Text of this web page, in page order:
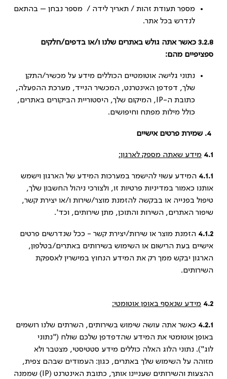
מספר תעודת זהות / תאריך לידה / מספר נבחן – בהתאם
לנדרש בכל אתר.
3.2.8 כאשר אתה גולש באתרים שלנו ו/או בדפים/חלקים
ספציפיים מהם:
נתוני גלישה אוטומטיים הכוללים מידע על מכשיר/התקן
שלך, דפדפן האינטרנט, המכשיר הנייד, מערכת ההפעלה,
כתובת ה-IP, המיקום שלך, היסטוריית הביקורים באתרים,
כולל מילות מפתח וחיפושים.
4. שמירת פרטים אישיים
4.1 מידע שאתה מספק לארגון:
4.1.1 המידע עשוי להישמר במערכות המידע של הארגון וישמש
אותנו כאמור במדיניות פרטיות זו, ולצורכי ניהול החשבון שלך,
טיפול בפנייה או בבקשה להזמנת מוצר/שירות ו/או יצירת קשר,
שיפור האתרים, השירות והתוכן, מתן שירותים, וכד'.
4.1.2 הזמנת מוצר או שירות/יצירת קשר - ככל שנדרשים פרטים
אישיים בעת הרישום או השימוש בשירותים באתרים/בטלפון,
הארגון יבקש ממך רק את המידע הנחוץ במישרין לאספקת
השירותים.
4.2 מידע שנאסף באופן אוטומטי:
4.2.1 כאשר אתה עושה שימוש בשירותים, השרתים שלנו רושמים
באופן אוטומטי את המידע שהדפדפן שלכם שולח ("נתוני
לוג"). נתוני הלוג האלה כוללים מידע סטטיסטי, מצטבר ולא
מזוהה על השימוש שלך באתרים, כגון: העמודים שבהם צפית,
ההצעות והשירותים שעניינו אותך, כתובת האינטרנט (IP) שממנה